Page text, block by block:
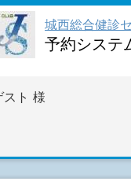
城西総合健診
予約システ
スト 様